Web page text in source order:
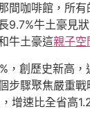
間咖啡館，所
牛土豪見
牛土豪這親子空
，創歷史新高
步驟聚焦嚴重
增速比全省高